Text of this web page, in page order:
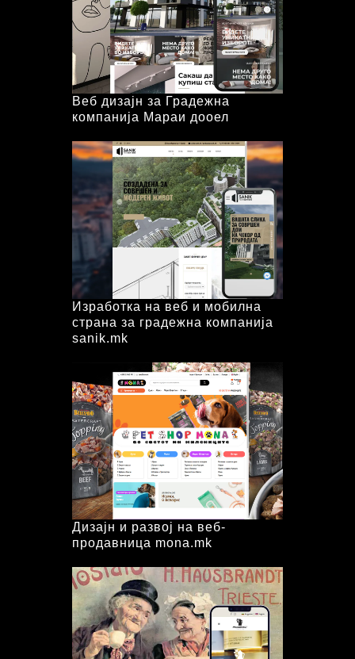
Веб дизајн за Градежна
компанија Мараи дооел
Изработка на веб и мобилна
страна за градежна компанија
sanik.mk
Дизајн и развој на веб-
продавница mona.mk